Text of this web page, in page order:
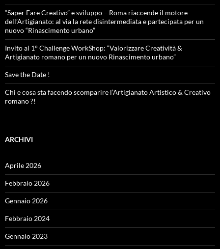
“Saper Fare Creativo” e sviluppo – Roma riaccende il motore
dell’Artigianato: al via la rete disintermediata e partecipata per un
nuovo “Rinascimento urbano”
Invito al 1° Challenge WorkShop: “Valorizzare Creatività &
Artigianato romano per un nuovo Rinascimento urbano”
Save the Date !
Chi e cosa sta facendo scomparire l’Artigianato Artistico & Creativo
romano ?!
ARCHIVI
Aprile 2026
Febbraio 2026
Gennaio 2026
Febbraio 2024
Gennaio 2023